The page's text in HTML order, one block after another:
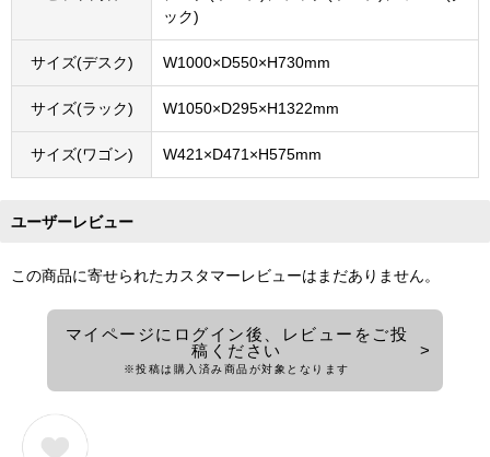
ック)
サイズ(デスク) W1000×D550×H730mm
サイズ(ラック) W1050×D295×H1322mm
サイズ(ワゴン) W421×D471×H575mm
ユーザーレビュー
この商品に寄せられたカスタマーレビューはまだありません。
マイページにログイン後、レビューをご投
稿ください
※投稿は購入済み商品が対象となります